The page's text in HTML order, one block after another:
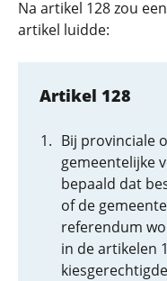
Na artikel 128 zou
artikel luidde:
Artikel 128
Bij provinciale
gemeentelijke
bepaald dat
of de
referendum
in de artikelen